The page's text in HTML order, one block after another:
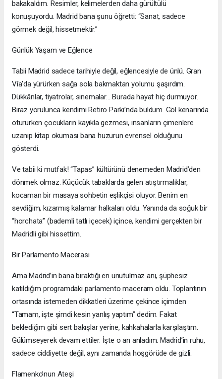
bakakaldım. Resimler, kelimelerden daha gürültülü
konuşuyordu. Madrid bana şunu öğretti: “Sanat, sadece
görmek değil, hissetmektir.”
Günlük Yaşam ve Eğlence
Tabii Madrid sadece tarihiyle değil, eğlencesiyle de ünlü. Gran
Vía’da yürürken sağa sola bakmaktan yolumu şaşırdım.
Dükkânlar, tiyatrolar, sinemalar… Burada hayat hiç durmuyor.
Biraz yorulunca kendimi Retiro Parkı’nda buldum. Göl kenarında
otururken çocukların kayıkla gezmesi, insanların çimenlere
uzanıp kitap okuması bana huzurun evrensel olduğunu
gösterdi.
Ve tabii ki mutfak! “Tapas” kültürünü denemeden Madrid’den
dönmek olmaz. Küçücük tabaklarda gelen atıştırmalıklar,
kocaman bir masaya sohbetin eşlikçisi oluyor. Benim en
sevdiğim, kızarmış kalamar halkaları oldu. Yanında da soğuk bir
“horchata” (bademli tatlı içecek) içince, kendimi gerçekten bir
Madridli gibi hissettim.
Bir Parlamento Macerası
Ama Madrid’in bana bıraktığı en unutulmaz anı, şüphesiz
katıldığım programdaki parlamento maceram oldu. Toplantının
ortasında istemeden dikkatleri üzerime çekince içimden
“Tamam, işte şimdi kesin yanlış yaptım” dedim. Fakat
beklediğim gibi sert bakışlar yerine, kahkahalarla karşılaştım.
Gülümseyerek devam ettiler. İşte o an anladım: Madrid’in ruhu,
sadece ciddiyette değil, aynı zamanda hoşgörüde de gizli.
Flamenko’nun Ateşi